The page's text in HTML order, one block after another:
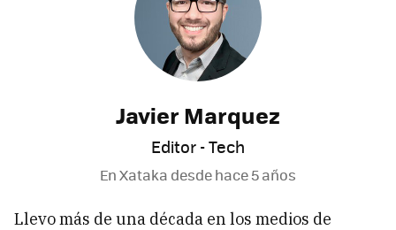
Javier Marquez
Editor - Tech
En Xataka desdehace 5 años
Llevo más de una década en los medios de